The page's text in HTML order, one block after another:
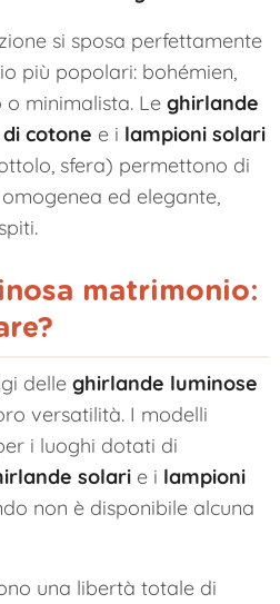
si sposa perfettamente
più popolari: bohémien,
o minimalista. Le ghirlande
cotone e i lampioni solari
sfera) permettono di
ed elegante,
matrimonio:
delle ghirlande luminose
versatilità. I modelli
i luoghi dotati di
solari e i lampioni
non è disponibile alcuna
una libertà totale di